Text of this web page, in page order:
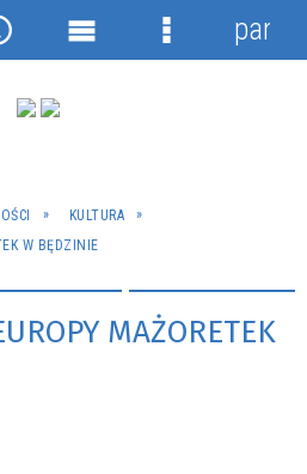
KULTURA
W BĘDZINIE
MAŻORETEK
Menu
Menu
panel